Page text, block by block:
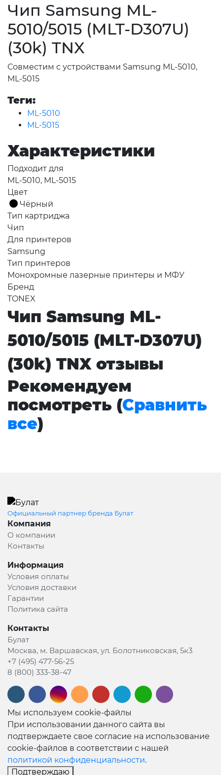
Чип Samsung ML-
5010/5015 (MLT-D307U)
(30k) TNX
Совместим с устройствами Samsung ML-5010,
ML-5015
Теги:
ML-5010
ML-5015
Характеристики
Подходит для
ML-5010, ML-5015
Цвет
Чёрный
Тип картриджа
Чип
Для принтеров
Samsung
Тип принтеров
Монохромные лазерные принтеры и МФУ
Бренд
TONEX
Чип Samsung ML-
5010/5015 (MLT-D307U)
(30k) TNX отзывы
Рекомендуем
посмотреть (Сравнить
все)
Официальный партнер бренда Булат
Компания
О компании
Контакты
Информация
Условия оплаты
Условия доставки
Гарантии
Политика сайта
Контакты
Булат
Москва, м. Варшавская, ул. Болотниковская, 5к3
+7 (495) 477-56-25
8 (800) 333-38-47
Мы используем cookie-файлы
При использовании данного сайта вы
подтверждаете свое согласие на использование
cookie-файлов в соответствии с нашей
политикой конфиденциальности.
Подтверждаю